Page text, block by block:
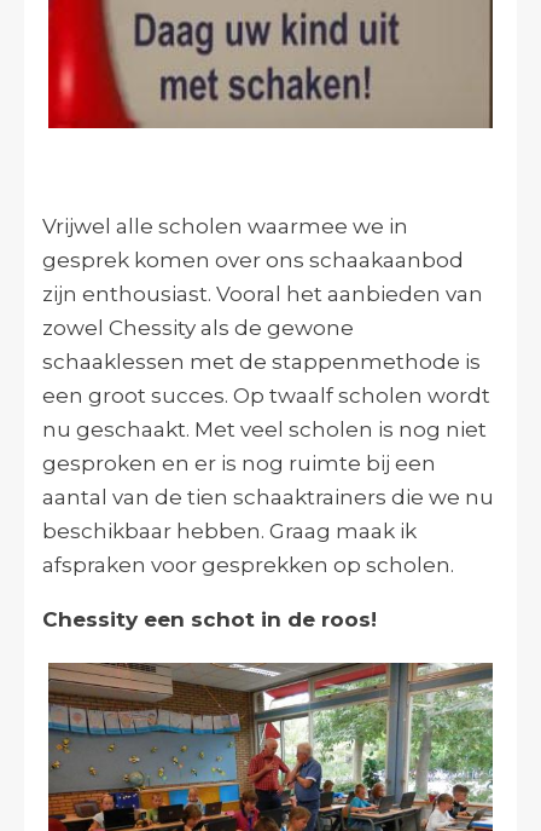
Vrijwel alle scholen waarmee we in
gesprek komen over ons schaakaanbod
zijn enthousiast. Vooral het aanbieden van
zowel Chessity als de gewone
schaaklessen met de stappenmethode is
een groot succes. Op twaalf scholen wordt
nu geschaakt. Met veel scholen is nog niet
gesproken en er is nog ruimte bij een
aantal van de tien schaaktrainers die we nu
beschikbaar hebben. Graag maak ik
afspraken voor gesprekken op scholen.
Chessity een schot in de roos!